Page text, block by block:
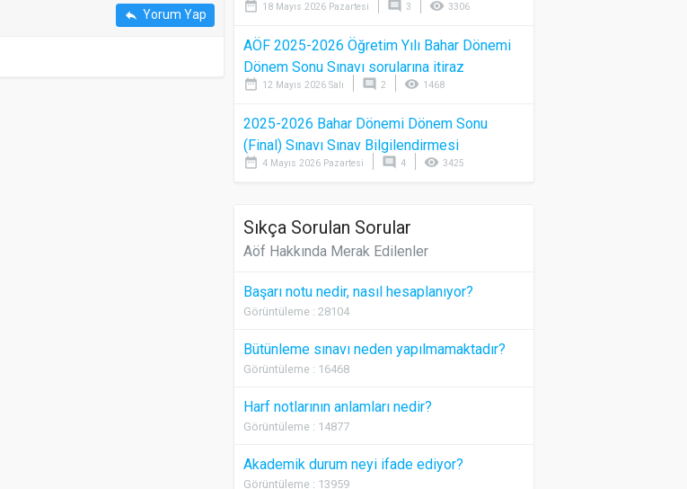
reply Yorum Yap
date_range 18 Mayıs 2026 Pazartesi comment 3 visibility 3306
AÖF 2025-2026 Öğretim Yılı Bahar Dönemi
Dönem Sonu Sınavı sorularına itiraz
date_range 12 Mayıs 2026 Salı comment 2 visibility 1468
2025-2026 Bahar Dönemi Dönem Sonu
(Final) Sınavı Sınav Bilgilendirmesi
date_range 4 Mayıs 2026 Pazartesi comment 4 visibility 3425
Sıkça Sorulan Sorular
Aöf Hakkında Merak Edilenler
Başarı notu nedir, nasıl hesaplanıyor?
Görüntüleme : 28104
Bütünleme sınavı neden yapılmamaktadır?
Görüntüleme : 16468
Harf notlarının anlamları nedir?
Görüntüleme : 14877
Akademik durum neyi ifade ediyor?
Görüntüleme : 13959